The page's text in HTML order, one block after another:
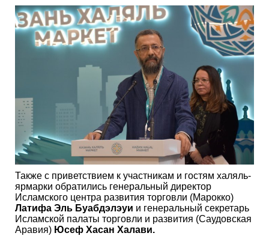
Также с приветствием к участникам и гостям халяль-
ярмарки обратились генеральный директор
Исламского центра развития торговли (Марокко)
Латифа Эль Буабдэлэуи и генеральный секретарь
Исламской палаты торговли и развития (Саудовская
Аравия) Юсеф Хасан Халави.